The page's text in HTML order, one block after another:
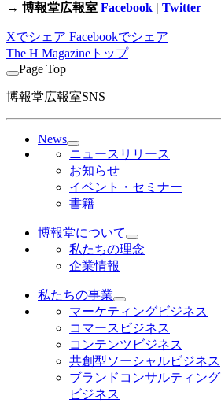
→ 博報堂広報室 Facebook | Twitter
Xでシェア Facebookでシェア
The H Magazineトップ
Page Top
博報堂広報室SNS
News
ニュースリリース
お知らせ
イベント・セミナー
書籍
博報堂について
私たちの理念
企業情報
私たちの事業
マーケティングビジネス
コマースビジネス
コンテンツビジネス
共創型ソーシャルビジネス
ブランドコンサルティング
ビジネス